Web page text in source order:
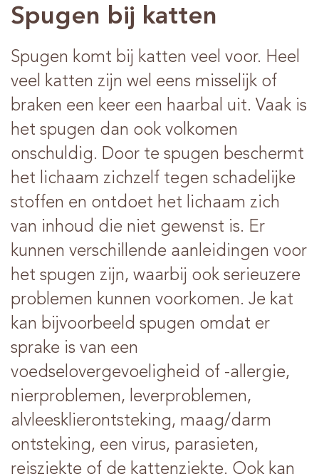
Spugen bij katten
Spugen komt bij katten veel voor. Heel
veel katten zijn wel eens misselijk of
braken een keer een haarbal uit. Vaak is
het spugen dan ook volkomen
onschuldig. Door te spugen beschermt
het lichaam zichzelf tegen schadelijke
stoffen en ontdoet het lichaam zich
van inhoud die niet gewenst is. Er
kunnen verschillende aanleidingen voor
het spugen zijn, waarbij ook serieuzere
problemen kunnen voorkomen. Je kat
kan bijvoorbeeld spugen omdat er
sprake is van een
voedselovergevoeligheid of -allergie,
nierproblemen, leverproblemen,
alvleesklierontsteking, maag/darm
ontsteking, een virus, parasieten,
reisziekte of de kattenziekte. Ook kan